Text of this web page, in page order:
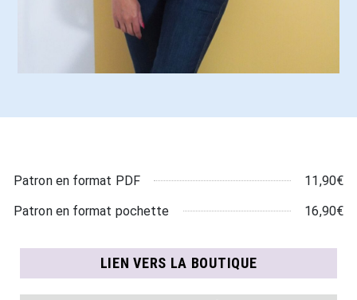
Patron en format PDF 11,90€
Patron en format pochette 16,90€
LIEN VERS LA BOUTIQUE